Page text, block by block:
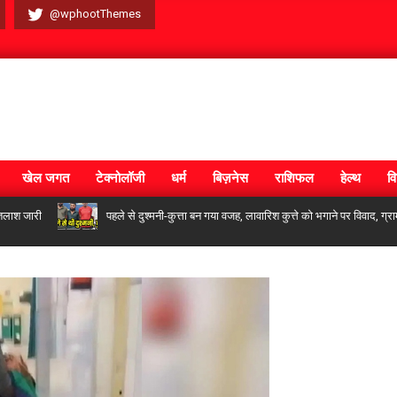
@wphootThemes
खेल जगत टेक्नोलॉजी धर्म बिज़नेस राशिफल हेल्थ
पहले से दुश्मनी-कुत्ता बन गया वजह, लावारिश कुत्ते को भगाने पर विवाद, ग्रामीण